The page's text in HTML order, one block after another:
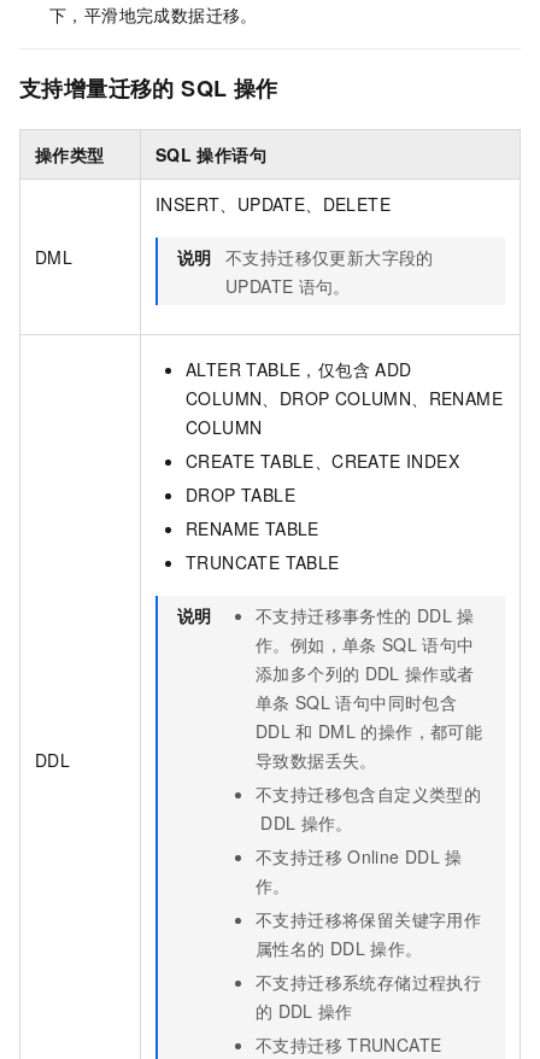
下，平滑地完成数据迁移。
支持增量迁移的 SQL 操作
操作类型 SQL 操作语句
DML
INSERT、UPDATE、DELETE
说明 不支持迁移仅更新大字段的
UPDATE 语句。
DDL
ALTER TABLE，仅包含 ADD
COLUMN、DROP COLUMN、RENAME
COLUMN
CREATE TABLE、CREATE INDEX
DROP TABLE
RENAME TABLE
TRUNCATE TABLE
说明 不支持迁移事务性的 DDL 操
作。例如，单条 SQL 语句中
添加多个列的 DDL 操作或者
单条 SQL 语句中同时包含
DDL 和 DML 的操作，都可能
导致数据丢失。
不支持迁移包含自定义类型的
DDL 操作。
不支持迁移 Online DDL 操
作。
不支持迁移将保留关键字用作
属性名的 DDL 操作。
不支持迁移系统存储过程执行
的 DDL 操作
不支持迁移 TRUNCATE